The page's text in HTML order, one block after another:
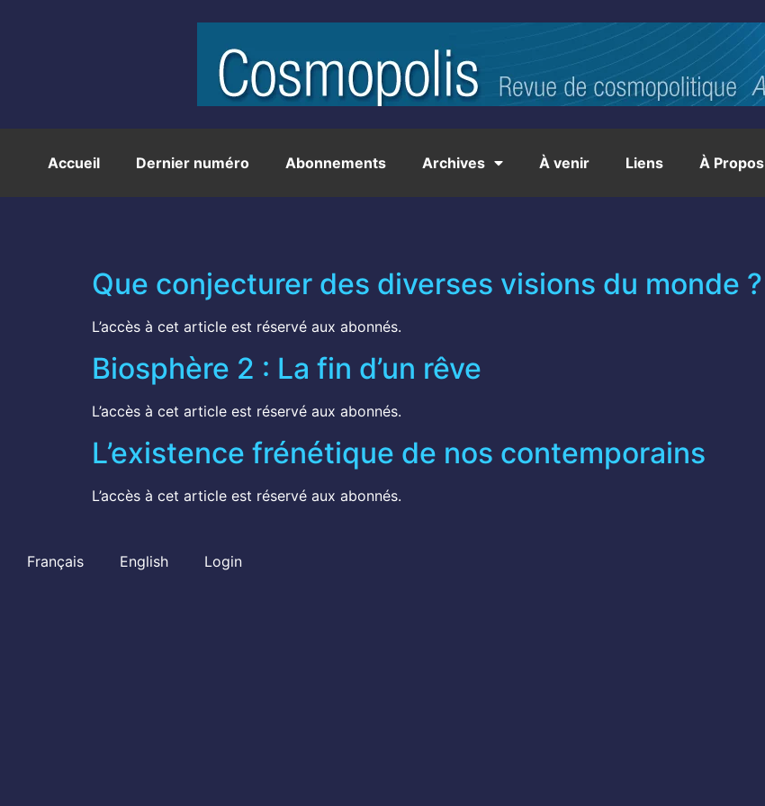
Accueil Dernier numéro Abonnements Archives À venir Liens À Propos
Que conjecturer des diverses visions du monde ?
L’accès à cet article est réservé aux abonnés.
Biosphère 2 : La fin d’un rêve
L’accès à cet article est réservé aux abonnés.
L’existence frénétique de nos contemporains
L’accès à cet article est réservé aux abonnés.
Français English Login